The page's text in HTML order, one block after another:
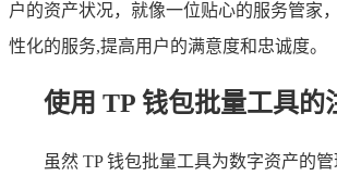
户的资产状况，就像一位贴心的服务管家
性化的服务,提高用户的满意度和忠诚度。
使用 TP 钱包批量工具的
虽然 TP 钱包批量工具为数字资产的